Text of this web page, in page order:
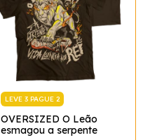
LEVE 3 PAGUE 2
OVERSIZED O Leão
esmagou a serpente